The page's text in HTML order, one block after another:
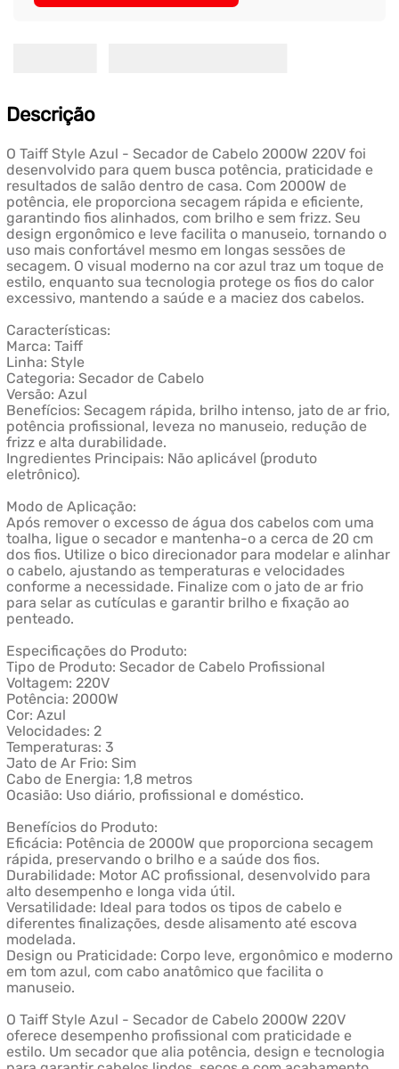
Descrição
O Taiff Style Azul - Secador de Cabelo 2000W 220V foi
desenvolvido para quem busca potência, praticidade e
resultados de salão dentro de casa. Com 2000W de
potência, ele proporciona secagem rápida e eficiente,
garantindo fios alinhados, com brilho e sem frizz. Seu
design ergonômico e leve facilita o manuseio, tornando o
uso mais confortável mesmo em longas sessões de
secagem. O visual moderno na cor azul traz um toque de
estilo, enquanto sua tecnologia protege os fios do calor
excessivo, mantendo a saúde e a maciez dos cabelos.
Características:
Marca: Taiff
Linha: Style
Categoria: Secador de Cabelo
Versão: Azul
Benefícios: Secagem rápida, brilho intenso, jato de ar frio,
potência profissional, leveza no manuseio, redução de
frizz e alta durabilidade.
Ingredientes Principais: Não aplicável (produto
eletrônico).
Modo de Aplicação:
Após remover o excesso de água dos cabelos com uma
toalha, ligue o secador e mantenha-o a cerca de 20 cm
dos fios. Utilize o bico direcionador para modelar e alinhar
o cabelo, ajustando as temperaturas e velocidades
conforme a necessidade. Finalize com o jato de ar frio
para selar as cutículas e garantir brilho e fixação ao
penteado.
Especificações do Produto:
Tipo de Produto: Secador de Cabelo Profissional
Voltagem: 220V
Potência: 2000W
Cor: Azul
Velocidades: 2
Temperaturas: 3
Jato de Ar Frio: Sim
Cabo de Energia: 1,8 metros
Ocasião: Uso diário, profissional e doméstico.
Benefícios do Produto:
Eficácia: Potência de 2000W que proporciona secagem
rápida, preservando o brilho e a saúde dos fios.
Durabilidade: Motor AC profissional, desenvolvido para
alto desempenho e longa vida útil.
Versatilidade: Ideal para todos os tipos de cabelo e
diferentes finalizações, desde alisamento até escova
modelada.
Design ou Praticidade: Corpo leve, ergonômico e moderno
em tom azul, com cabo anatômico que facilita o
manuseio.
O Taiff Style Azul - Secador de Cabelo 2000W 220V
oferece desempenho profissional com praticidade e
estilo. Um secador que alia potência, design e tecnologia